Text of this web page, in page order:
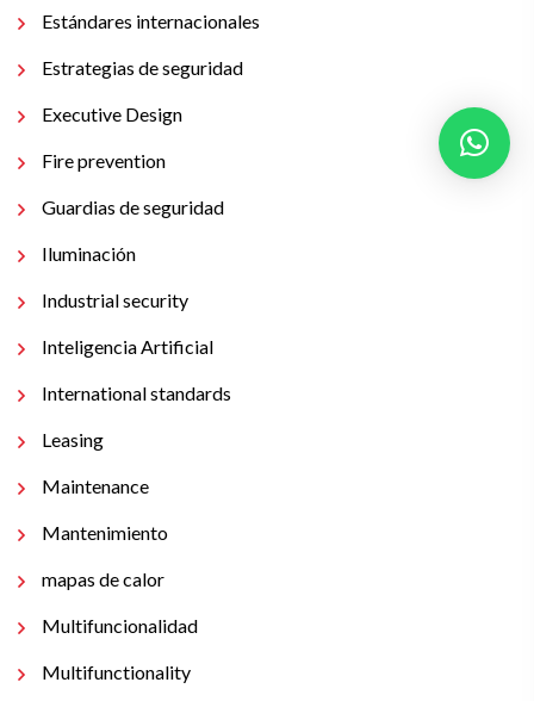
Estándares internacionales
Estrategias de seguridad
Executive Design
Fire prevention
Guardias de seguridad
Iluminación
Industrial security
Inteligencia Artificial
International standards
Leasing
Maintenance
Mantenimiento
mapas de calor
Multifuncionalidad
Multifunctionality